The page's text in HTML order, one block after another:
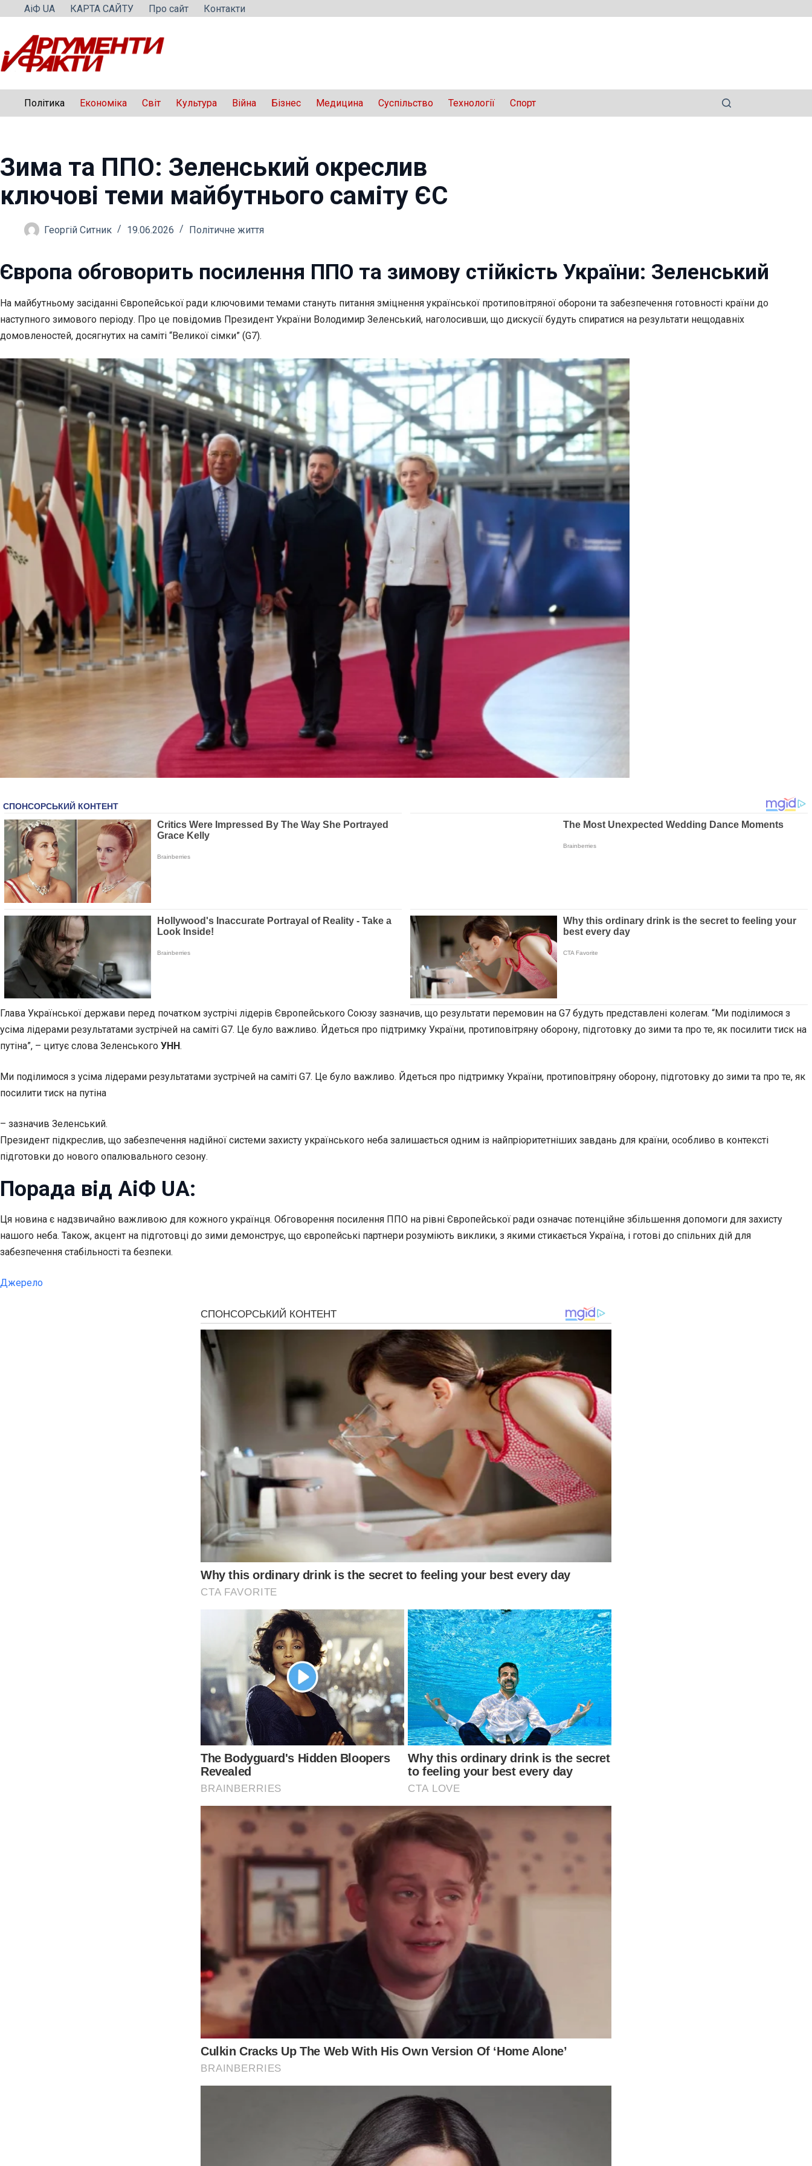
Перейти
вмісту
АіФ UA КАРТА САЙТУ Про сайт Контакти
Політика Економіка Світ Культура Війна Бізнес Медицина Суспільство Технології Спорт
Зима та ППО: Зеленський окреслив
ключові теми майбутнього саміту ЄС
Георгій Ситник 19.06.2026 Політичне життя
Європа обговорить посилення ППО та зимову стійкість України: Зеленський
На майбутньому засіданні Європейської ради ключовими темами стануть питання зміцнення української протиповітряної оборони та забезпечення готовності країни до
наступного зимового періоду. Про це повідомив Президент України Володимир Зеленський, наголосивши, що дискусії будуть спиратися на результати нещодавніх
домовленостей, досягнутих на саміті “Великої сімки” (G7).
Глава Української держави перед початком зустрічі лідерів Європейського Союзу зазначив, що результати перемовин на G7 будуть представлені колегам. “Ми поділимося з
усіма лідерами результатами зустрічей на саміті G7. Це було важливо. Йдеться про підтримку України, протиповітряну оборону, підготовку до зими та про те, як посилити тиск на
путіна”, – цитує слова Зеленського УНН.
Ми поділимося з усіма лідерами результатами зустрічей на саміті G7. Це було важливо. Йдеться про підтримку України, протиповітряну оборону, підготовку до зими та про те, як
посилити тиск на путіна
– зазначив Зеленський.
Президент підкреслив, що забезпечення надійної системи захисту українського неба залишається одним із найпріоритетніших завдань для країни, особливо в контексті
підготовки до нового опалювального сезону.
Порада від АіФ UA:
Ця новина є надзвичайно важливою для кожного українця. Обговорення посилення ППО на рівні Європейської ради означає потенційне збільшення допомоги для захисту
нашого неба. Також, акцент на підготовці до зими демонструє, що європейські партнери розуміють виклики, з якими стикається Україна, і готові до спільних дій для
забезпечення стабільності та безпеки.
Джерело